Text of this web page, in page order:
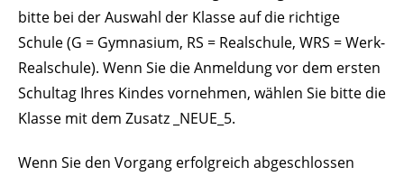
bitte bei der Auswahl der Klasse auf die richtige
Schule (G = Gymnasium, RS = Realschule, WRS = Werk-
Realschule). Wenn Sie die Anmeldung vor dem ersten
Schultag Ihres Kindes vornehmen, wählen Sie bitte die
Klasse mit dem Zusatz _NEUE_5.
Wenn Sie den Vorgang erfolgreich abgeschlossen